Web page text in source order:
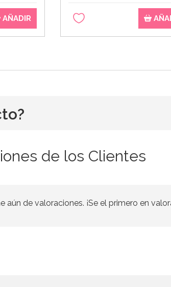
AÑADIR
de los Clientes
aún de valoraciones. ¡Se el primero en